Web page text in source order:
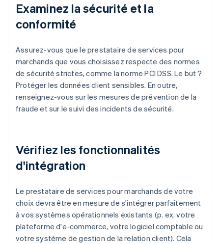
Examinez la sécurité et la
conformité
Assurez-vous que le prestataire de services pour
marchands que vous choisissez respecte des normes
de sécurité strictes, comme la norme PCI DSS. Le but ?
Protéger les données client sensibles. En outre,
renseignez-vous sur les mesures de prévention de la
fraude et sur le suivi des incidents de sécurité.
Vérifiez les fonctionnalités
d'intégration
Le prestataire de services pour marchands de votre
choix devra être en mesure de s'intégrer parfaitement
à vos systèmes opérationnels existants (p. ex. votre
plateforme d'e-commerce, votre logiciel comptable ou
votre système de gestion de la relation client). Cela